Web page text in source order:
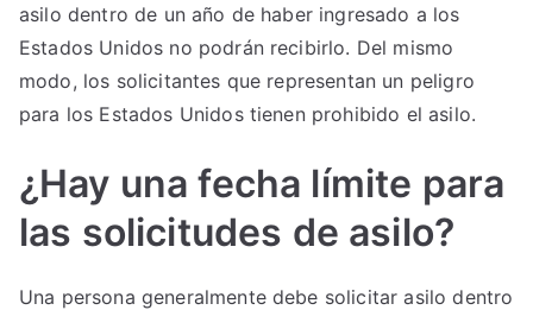
asilo dentro de un año de haber ingresado a los
Estados Unidos no podrán recibirlo. Del mismo
modo, los solicitantes que representan un peligro
para los Estados Unidos tienen prohibido el asilo.
¿Hay una fecha límite para
las solicitudes de asilo?
Una persona generalmente debe solicitar asilo dentro